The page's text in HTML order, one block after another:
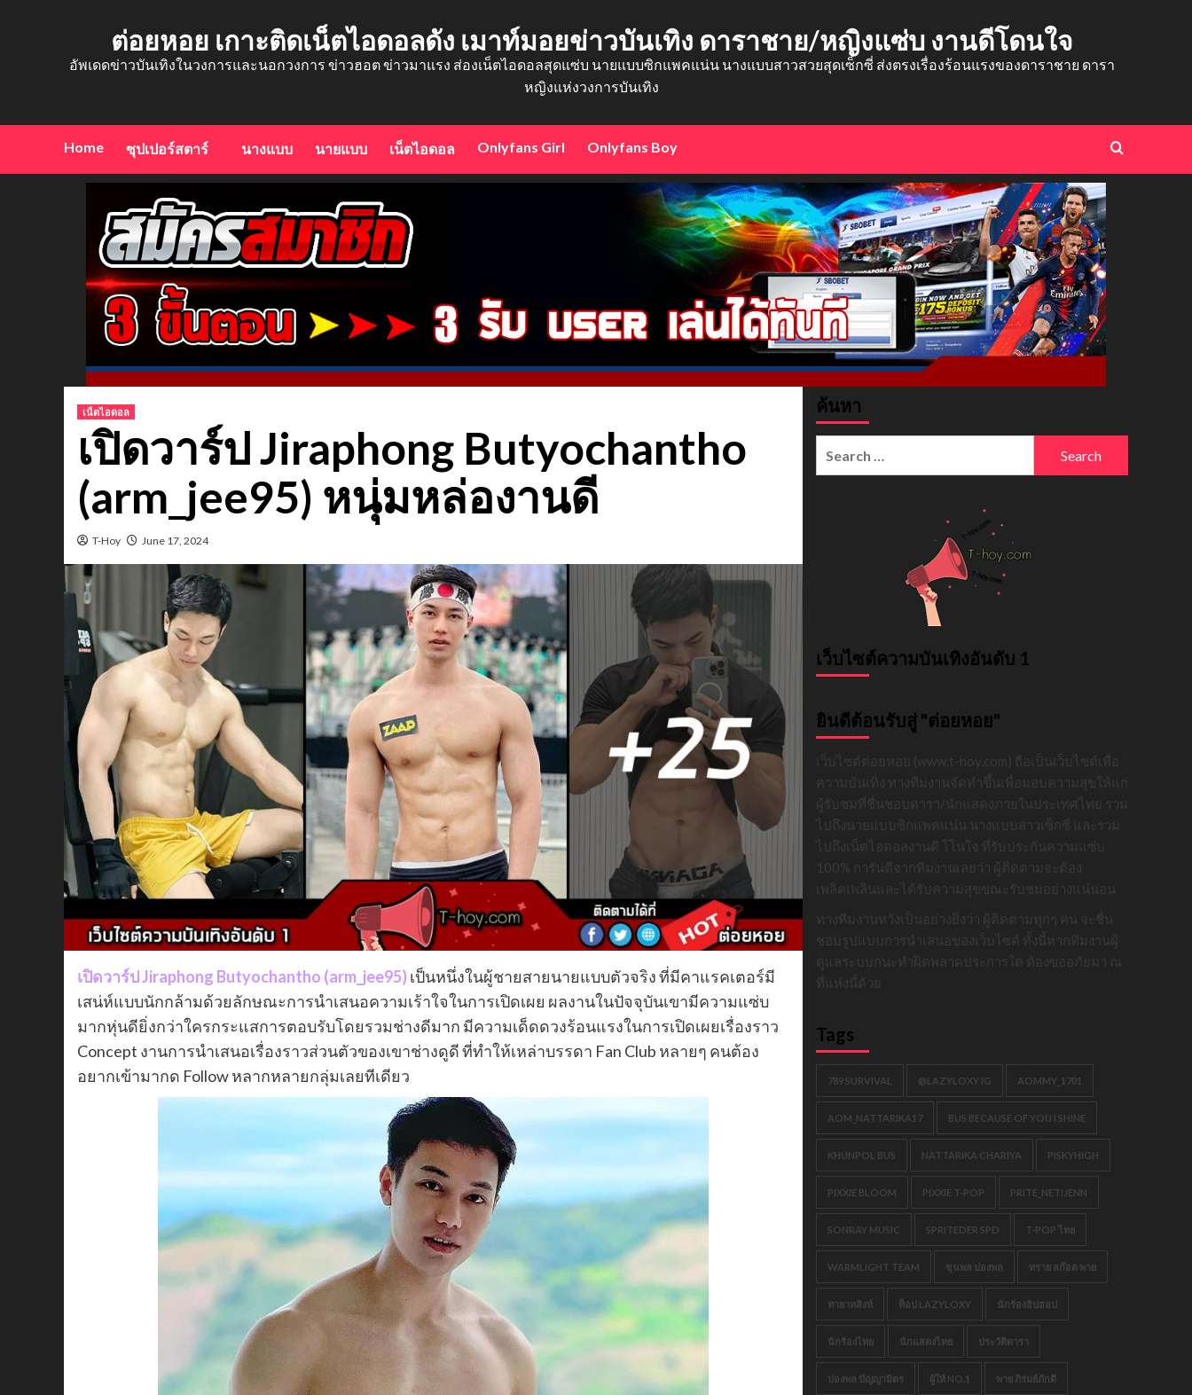
ต่อยหอย เกาะติดเน็ตไอดอลดัง เมาท์มอยข่าวบันเทิง ดาราชาย/หญิงแซ่บ งานดีโดนใจ
อัพเดดข่าวบันเทิงในวงการและนอกวงการ ข่าวฮอต ข่าวมาแรง ส่องเน็ตไอดอลสุดแซ่บ นายแบบซิกแพคแน่น นางแบบสาวสวยสุดเซ็กซี่ ส่งตรงเรื่องร้อนแรงของดาราชาย ดารา
หญิงแห่งวงการบันเทิง
Home ซุปเปอร์สตาร์ นางแบบ นายแบบ เน็ตไอดอล Onlyfans Girl Onlyfans Boy
เน็ตไอดอล
เปิดวาร์ป Jiraphong Butyochantho
(arm_jee95) หนุ่มหล่องานดี
T-Hoy June 17, 2024
เปิดวาร์ป Jiraphong Butyochantho (arm_jee95)เป็นหนึ่งในผู้ชายสายนายแบบตัวจริง ที่มีคาแรคเตอร์มี
เสน่ห์แบบนักกล้ามด้วยลักษณะการนำเสนอความเร้าใจในการเปิดเผย ผลงานในปัจจุบันเขามีความแซ่บ
มากหุ่นดียิ่งกว่าใครกระแสการตอบรับโดยรวมช่างดีมาก มีความเด็ดดวงร้อนแรงในการเปิดเผยเรื่องราว
Concept งานการนำเสนอเรื่องราวส่วนตัวของเขาช่างดูดี ที่ทำให้เหล่าบรรดา Fan Club หลายๆ คนต้อง
อยากเข้ามากด Follow หลากหลายกลุ่มเลยทีเดียว
ค้นหา
เว็บไซต์ความบันเทิงอันดับ 1
ยินดีต้อนรับสู่ "ต่อยหอย"
เว็บไซต์ต่อยหอย (www.t-hoy.com) ถือเป็นเว็บไซต์เพื่อ
ความบันเทิง ทางทีมงานจัดทำขึ้นเพื่อมอบความสุขให้แก่
ผู้รับชมที่ชื่นชอบดารา/นักแสดงภายในประเทศไทย รวม
ไปถึงนายแบบซิกแพคแน่น นางแบบสาวเซ็กซี่ และรวม
ไปถึงเน็ตไอดอลงานดี โโนใจ ที่รับประกันความแซ่บ
100% การันตีจากทีมงานเลยว่า ผู้ติดตามจะต้อง
เพลิดเพลินและได้รับความสุขขณะรับชมอย่างแน่นอน
ทางทีมงานหวังเป็นอย่างยิ่งว่า ผู้ติดตามทุกๆ คน จะชื่น
ชอบรูปแบบการนำเสนอของเว็บไซต์ ทั้งนี้หากทีมงานผู้
ดูแลระบบกนะทำผิดพลาดประการใด ต้องขออภัยมา ณ
ที่แห่งนี้ด้วย
Tags
789 SURVIVAL @LAZYLOXY IG AOMMY_1701
AOM_NATTARIKA17 BUS BECAUSE OF YOU I SHINE
KHUNPOL BUS NATTARIKA CHARIYA PISKYHIGH
PIXXIE BLOOM PIXXIE T-POP PRITE_NETIJENN
SONRAY MUSIC SPRITEDER SPD T-POP ไทย
WARMLIGHT TEAM ขุนพล ปองพล ทราย สก๊อต พาย
ทายาทสิงห์ ท็อป LAZYLOXY นักร้องฮิปฮอป
นักร้องไทย นักแสดงไทย ประวัติดารา
ปองพล ปัญญามิตร ผู้ให้ NO.1 พาย ภิรมย์ภักดี